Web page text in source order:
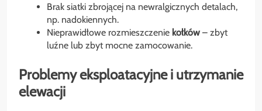
Brak siatki zbrojącej na newralgicznych detalach,
np. nadokiennych.
Nieprawidłowe rozmieszczenie kołków – zbyt
luźne lub zbyt mocne zamocowanie.
Problemy eksploatacyjne i utrzymanie
elewacji